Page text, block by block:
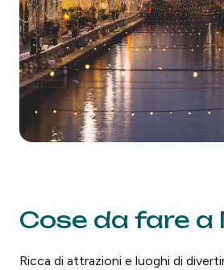
Cose da fare a
Ricca di attrazioni e luoghi di